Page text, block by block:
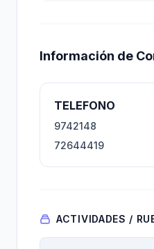
Información de
TELEFONO
9742148
72644419
ACTIVIDADES /